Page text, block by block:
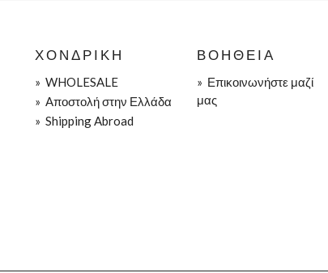
ΧΟΝΔΡΙΚΉ
» WHOLESALE
» Aποστολή στην Ελλάδα
» Shipping Abroad
ΒΟΉΘΕΙΑ
» Επικοινωνήστε μαζί
μας